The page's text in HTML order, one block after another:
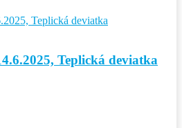
Teplická deviatka